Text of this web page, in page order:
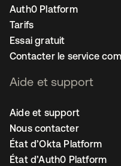
Auth0 Platform
Tarifs
Essai gratuit
Contacter le service
Aide et support
Aide et support
Nous contacter
État d’Okta Platform
État d’Auth0 Platform